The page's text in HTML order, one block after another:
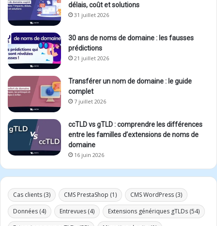
délais, coût et solutions
31 juillet 2026
30 ans de noms de domaine : les fausses
prédictions
21 juillet 2026
Transférer un nom de domaine : le guide
complet
7 juillet 2026
ccTLD vs gTLD : comprendre les différences
entre les familles d’extensions de noms de
domaine
16 juin 2026
Cas clients (3) CMS PrestaShop (1) CMS WordPress (3)
Données (4) Entrevues (4) Extensions génériques gTLDs (54)